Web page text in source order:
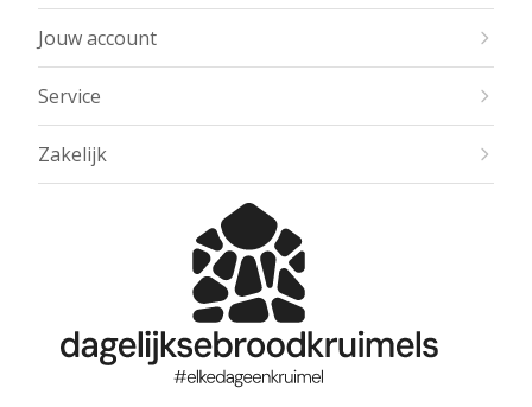
Jouw account
Service
Zakelijk